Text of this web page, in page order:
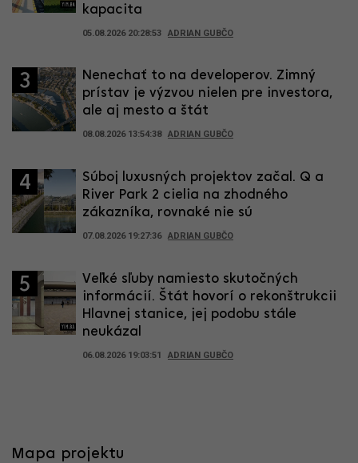
kapacita
05.08.2026 20:28:53 ADRIAN GUBČO
3
Nenechať to na developerov. Zimný
prístav je výzvou nielen pre investora,
ale aj mesto a štát
08.08.2026 13:54:38 ADRIAN GUBČO
4
Súboj luxusných projektov začal. Q a
River Park 2 cielia na zhodného
zákazníka, rovnaké nie sú
07.08.2026 19:27:36 ADRIAN GUBČO
5
Veľké sľuby namiesto skutočných
informácií. Štát hovorí o rekonštrukcii
Hlavnej stanice, jej podobu stále
neukázal
06.08.2026 19:03:51 ADRIAN GUBČO
Mapa projektu